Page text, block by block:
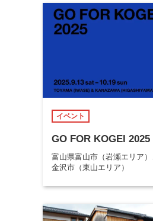
イベント
GO FOR KOGEI 2025
富山県富山市（岩瀬エリア
金沢市（東山エリア）